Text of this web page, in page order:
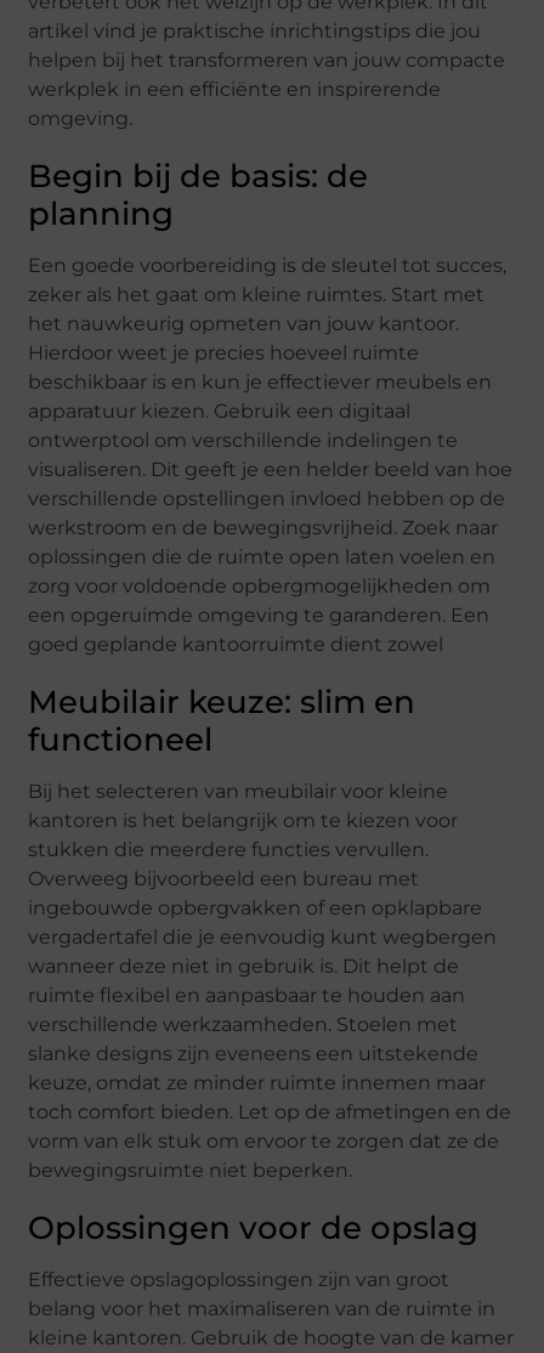
artikel vind je praktische inrichtingstips die jou
helpen bij het transformeren van jouw compacte
werkplek in een efficiënte en inspirerende
omgeving.
Begin bij de basis: de
planning
Een goede voorbereiding is de sleutel tot succes,
zeker als het gaat om kleine ruimtes. Start met
het nauwkeurig opmeten van jouw kantoor.
Hierdoor weet je precies hoeveel ruimte
beschikbaar is en kun je effectiever meubels en
apparatuur kiezen. Gebruik een digitaal
ontwerptool om verschillende indelingen te
visualiseren. Dit geeft je een helder beeld van hoe
verschillende opstellingen invloed hebben op de
werkstroom en de bewegingsvrijheid. Zoek naar
oplossingen die de ruimte open laten voelen en
zorg voor voldoende opbergmogelijkheden om
een opgeruimde omgeving te garanderen. Een
goed geplande kantoorruimte dient zowel
Meubilair keuze: slim en
functioneel
Bij het selecteren van meubilair voor kleine
kantoren is het belangrijk om te kiezen voor
stukken die meerdere functies vervullen.
Overweeg bijvoorbeeld een bureau met
ingebouwde opbergvakken of een opklapbare
vergadertafel die je eenvoudig kunt wegbergen
wanneer deze niet in gebruik is. Dit helpt de
ruimte flexibel en aanpasbaar te houden aan
verschillende werkzaamheden. Stoelen met
slanke designs zijn eveneens een uitstekende
keuze, omdat ze minder ruimte innemen maar
toch comfort bieden. Let op de afmetingen en de
vorm van elk stuk om ervoor te zorgen dat ze de
bewegingsruimte niet beperken.
Oplossingen voor de opslag
Effectieve opslagoplossingen zijn van groot
belang voor het maximaliseren van de ruimte in
kleine kantoren. Gebruik de hoogte van de kamer